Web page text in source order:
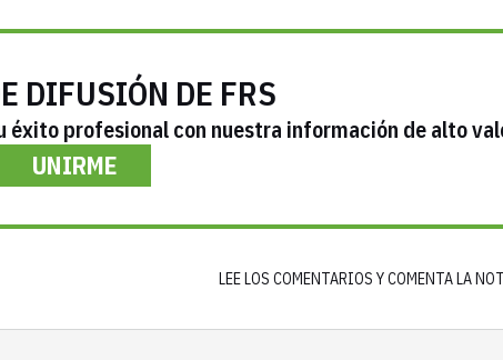
DIFUSIÓN DE FRS
profesional con nuestra información de alto
UNIRME
LEE LOS COMENTARIOS Y COMENTA LA